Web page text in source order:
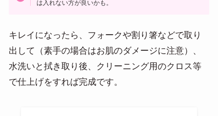
は入れない方が良いかも。
キレイになったら、フォークや割り箸などで取り
出して（素手の場合はお肌のダメージに注意）、
水洗いと拭き取り後、クリーニング用のクロス等
で仕上げをすれば完成です。